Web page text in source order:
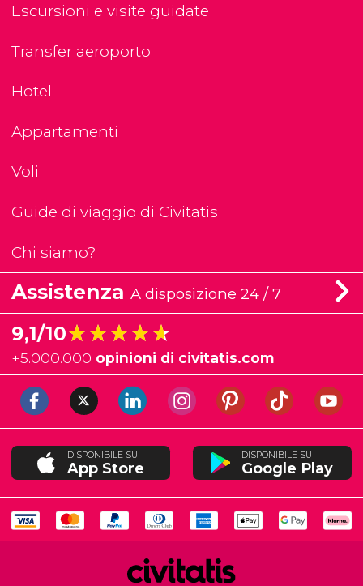
Escursioni e visite guidate
Transfer aeroporto
Hotel
Appartamenti
Voli
Guide di viaggio di Civitatis
Chi siamo?
Assistenza A disposizione 24 / 7
9,1/10★★★★★
★★★★★
+5.000.000 opinioni di civitatis.com
DISPONIBILE SU
App Store
DISPONIBILE SU
Google Play